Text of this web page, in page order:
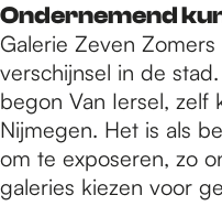
Ondernemend
Galerie Zeven
verschijnsel in de
begon Van Iersel, zelf
Nijmegen. Het is als
om te exposeren, zo
galeries kiezen voor